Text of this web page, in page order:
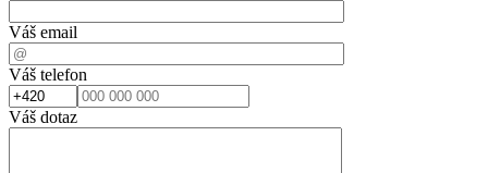
Váš email
Váš telefon
Váš dotaz